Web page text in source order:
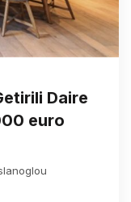
Daire
euro